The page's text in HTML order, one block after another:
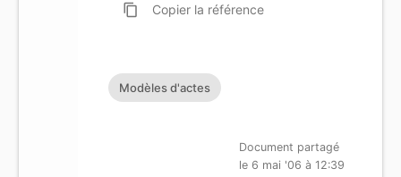
content_copy Copier la référence
Modèles d'actes
Document partagé
le 6 mai '06 à 12:39